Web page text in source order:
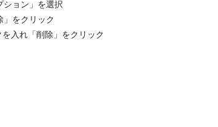
ション」を選択
」をクリック
入れ「削除」をクリック